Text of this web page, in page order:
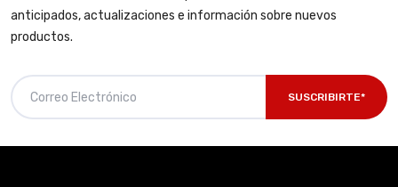
anticipados, actualizaciones e información sobre nuevos
productos.
SUSCRIBIRTE*